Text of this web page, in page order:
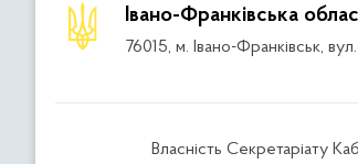
Івано-Франківська
76015, м. Івано-Франківськ,
Власність Секретаріату